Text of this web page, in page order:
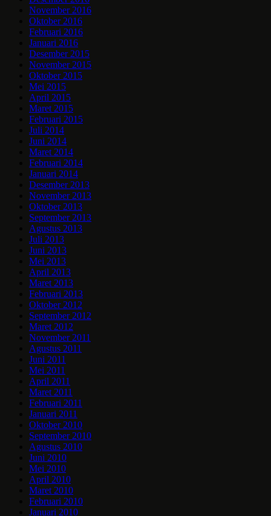
November 2016
Oktober 2016
Februari 2016
Januari 2016
Desember 2015
November 2015
Oktober 2015
Mei 2015
April 2015
Maret 2015
Februari 2015
Juli 2014
Juni 2014
Maret 2014
Februari 2014
Januari 2014
Desember 2013
November 2013
Oktober 2013
September 2013
Agustus 2013
Juli 2013
Juni 2013
Mei 2013
April 2013
Maret 2013
Februari 2013
Oktober 2012
September 2012
Maret 2012
November 2011
Agustus 2011
Juni 2011
Mei 2011
April 2011
Maret 2011
Februari 2011
Januari 2011
Oktober 2010
September 2010
Agustus 2010
Juni 2010
Mei 2010
April 2010
Maret 2010
Februari 2010
Januari 2010